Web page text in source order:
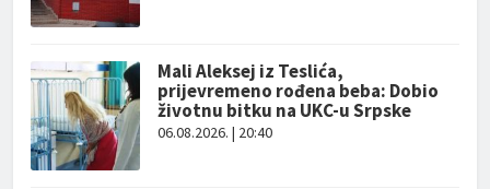
Mali Aleksej iz Teslića,
prijevremeno rođena beba: Dobio
životnu bitku na UKC-u Srpske
06.08.2026. | 20:40